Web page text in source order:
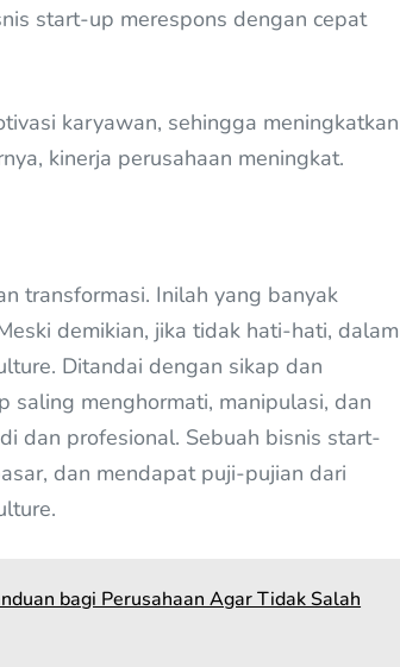
start-up merespons dengan cepat
karyawan, sehingga meningkatkan
kinerja perusahaan meningkat.
transformasi. Inilah yang banyak
demikian, jika tidak hati-hati, dalam
Ditandai dengan sikap dan
saling menghormati, manipulasi, dan
dan profesional. Sebuah bisnis start-
dan mendapat puji-pujian dari
bagi Perusahaan Agar Tidak Salah